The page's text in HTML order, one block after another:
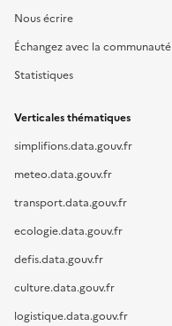
Nous écrire
Échangez avec la communauté
Statistiques
Verticales thématiques
simplifions.data.gouv.fr
meteo.data.gouv.fr
transport.data.gouv.fr
ecologie.data.gouv.fr
defis.data.gouv.fr
culture.data.gouv.fr
logistique.data.gouv.fr